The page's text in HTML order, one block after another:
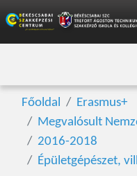
Főoldal
Erasmus+
Megvalósult
2016-2018
Épületgépészet,